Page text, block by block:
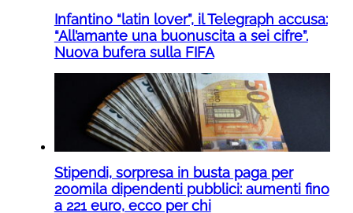
Infantino “latin lover”, il Telegraph accusa:
“All’amante una buonuscita a sei cifre”.
Nuova bufera sulla FIFA
Stipendi, sorpresa in busta paga per
200mila dipendenti pubblici: aumenti fino
a 221 euro, ecco per chi